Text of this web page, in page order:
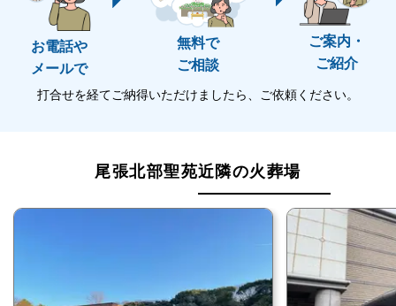
なお、直葬・火葬式とは、葬儀費用を抑えた最もシン
プルな葬儀形態で、故人の安置後、通夜や告別式をせ
ず、火葬場に行き火葬のみを執り行うプランです。
同一敷地内に火葬場と式場が併設されているので、霊
そのため、葬儀の費用をなるべく抑えてシンプルな葬
儀を執り行いたいという方におすすめの葬儀形態で
お電話や
メールで
無料で
ご相談
ご案内・
ご紹介
打合せを経てご納得いただけましたら、ご依頼ください。
尾張北部聖苑近隣の火葬場